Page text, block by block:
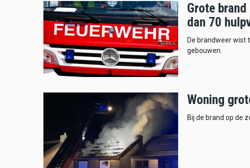
Grote
dan 70
De brandweer wist
gebouwen.
Woning
Bij de brand op de